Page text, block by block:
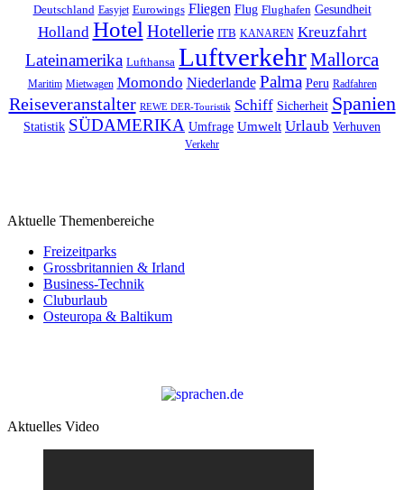
Deutschland Easyjet Eurowings Fliegen Flug Flughafen Gesundheit
Holland Hotel Hotellerie ITB KANAREN Kreuzfahrt
Lateinamerika Lufthansa LuftverkehrMallorca
Maritim Mietwagen Momondo Niederlande Palma Peru Radfahren
Reiseveranstalter REWE DER-Touristik Schiff Sicherheit Spanien
Statistik SÜDAMERIKA Umfrage Umwelt Urlaub Verhuven
Verkehr
Aktuelle Themenbereiche
Freizeitparks
Grossbritannien & Irland
Business-Technik
Cluburlaub
Osteuropa & Baltikum
Aktuelles Video